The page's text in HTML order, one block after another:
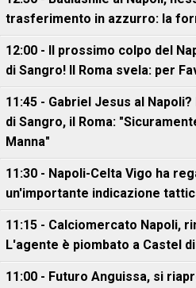
trasferimento in azzurro: la
12:00 - Il prossimo colpo del
di Sangro! Il Roma svela: per
11:45 - Gabriel Jesus al
di Sangro, il Roma:
Manna"
11:30 - Napoli-Celta Vigo ha
un'importante indicazione
11:15 - Calciomercato Napoli,
L'agente è piombato a Castel
11:00 - Futuro Anguissa, si